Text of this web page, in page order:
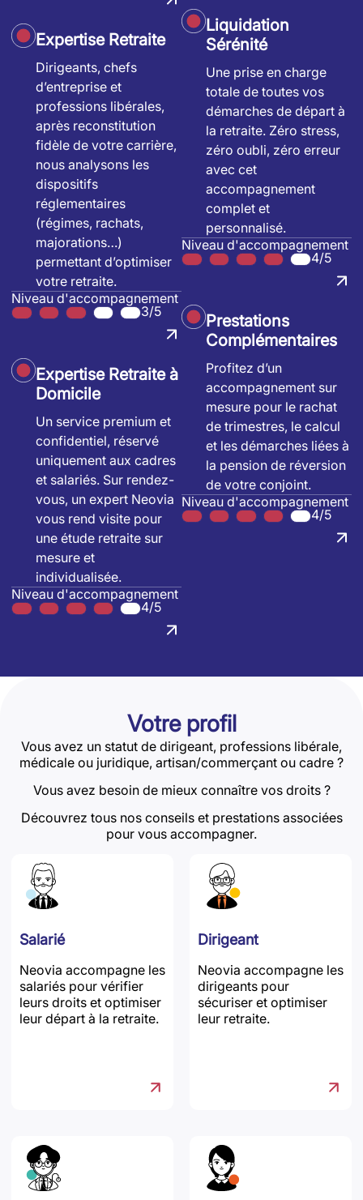
Expertise Retraite
Dirigeants, chefs
d’entreprise et
professions libérales,
après reconstitution
fidèle de votre carrière,
nous analysons les
dispositifs
réglementaires
(régimes, rachats,
majorations…)
permettant d’optimiser
votre retraite.
Niveau d'accompagnement
3/5
Expertise Retraite à
Domicile
Un service premium et
confidentiel, réservé
uniquement aux cadres
et salariés. Sur rendez-
vous, un expert Neovia
vous rend visite pour
une étude retraite sur
mesure et
individualisée.
Niveau d'accompagnement
4/5
Liquidation
Sérénité
Une prise en charge
totale de toutes vos
démarches de départ à
la retraite. Zéro stress,
zéro oubli, zéro erreur
avec cet
accompagnement
complet et
personnalisé.
Niveau d'accompagnement
4/5
Prestations
Complémentaires
Profitez d’un
accompagnement sur
mesure pour le rachat
de trimestres, le calcul
et les démarches liées à
la pension de réversion
de votre conjoint.
Niveau d'accompagnement
4/5
Votre profil
Vous avez un statut de dirigeant, professions libérale,
médicale ou juridique, artisan/commerçant ou cadre ?
Vous avez besoin de mieux connaître vos droits ?
Découvrez tous nos conseils et prestations associées
pour vous accompagner.
Salarié
Neovia accompagne les
salariés pour vérifier
leurs droits et optimiser
leur départ à la retraite.
Dirigeant
Neovia accompagne les
dirigeants pour
sécuriser et optimiser
leur retraite.